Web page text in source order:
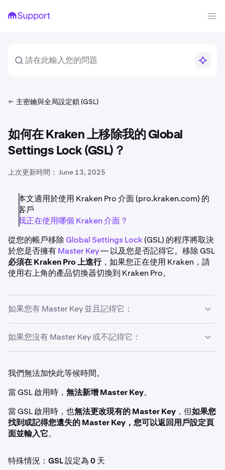
主密鑰與全局設定鎖 (GSL)
如何在 Kraken 上移除我的 Global
Settings Lock (GSL)？
上次更新時間： June 13, 2025
本文適用於使用 Kraken Pro 介面 (pro.kraken.com) 的
客戶
我正在使用哪個 Kraken 介面？
從您的帳戶移除 Global Settings Lock (GSL) 的程序將取決
於您是否擁有Master Key— 以及您是否記得它。移除 GSL
必須在 Kraken Pro 上進行，如果您正在使用 Kraken，請
使用右上角的產品切換器切換到 Kraken Pro。
如果您有 Master Key 並且記得它：
1 登入您在 Kraken Pro 上的 Kraken 帳戶
3
您的用戶設定頁面頂部將顯示一個橫幅。點擊橫幅右側
4 最後，點擊 立即解鎖，然後使用您的 Master Key 立即
移除 GSL。
如果您沒有 Master Key 或不記得它：
1 登入您在 Kraken Pro 上的 Kraken 帳戶
的停用 GSL 。
4
這將啟動移除計時器，並讓您選擇立即輸入 Master
便您查看。
我們無法加快此等候時間。
當 GSL 啟用時， 無法新增 Master Key。
當 GSL 啟用時，也無法更改現有的 Master Key ，但如果您
找到或記得您遺失的 Master Key，您可以返回用戶設定頁
面並輸入它。
特殊情況：GSL 設定為 0 天